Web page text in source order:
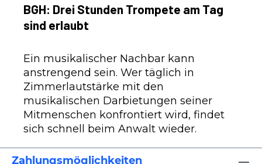
BGH: Drei Stunden Trompete am Tag
sind erlaubt
Ein musikalischer Nachbar kann
anstrengend sein. Wer täglich in
Zimmerlautstärke mit den
musikalischen Darbietungen seiner
Mitmenschen konfrontiert wird, findet
sich schnell beim Anwalt wieder.
Zahlungsmöglichkeiten